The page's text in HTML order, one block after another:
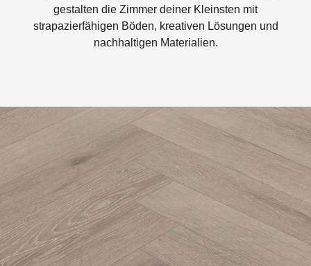
gestalten die Zimmer deiner Kleinsten mit
strapazierfähigen Böden, kreativen Lösungen und
nachhaltigen Materialien.